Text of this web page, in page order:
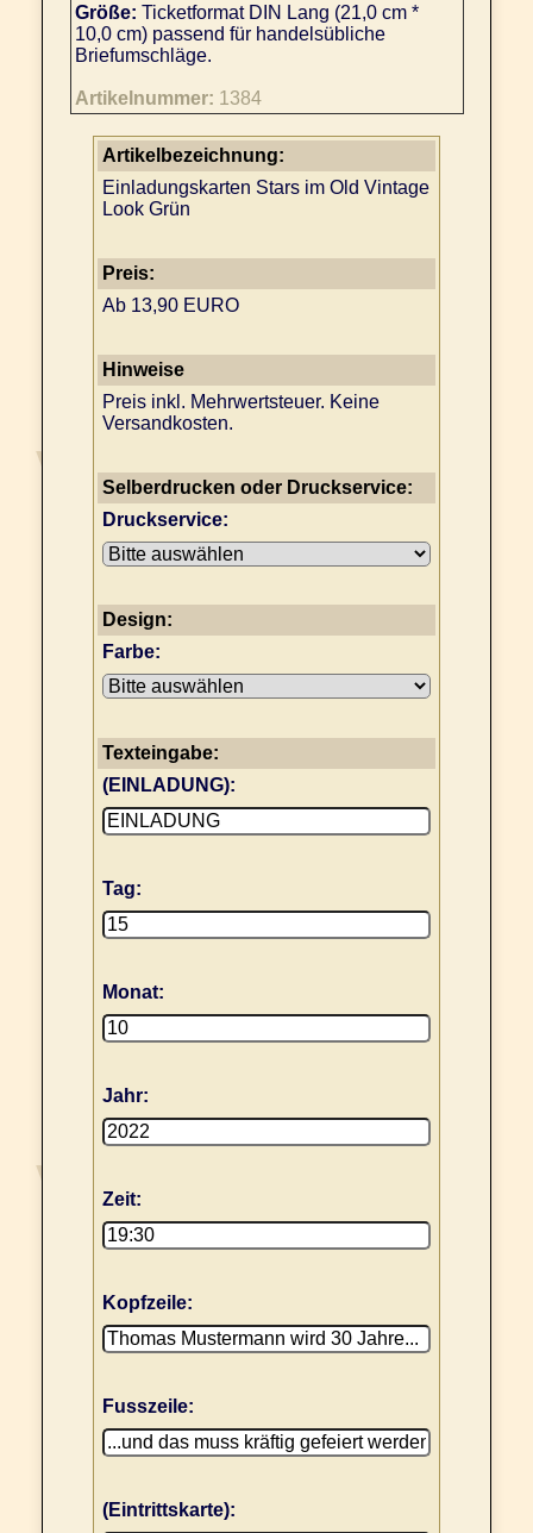
Größe: Ticketformat DIN Lang (21,0 cm *
10,0 cm) passend für handelsübliche
Briefumschläge.
Artikelnummer: 1384
Artikelbezeichnung:
Einladungskarten Stars im Old Vintage
Look Grün
Preis:
Ab 13,90 EURO
Hinweise
Preis inkl. Mehrwertsteuer. Keine
Versandkosten.
Selberdrucken oder Druckservice:
Druckservice:
Design:
Farbe:
Texteingabe:
(EINLADUNG):
Tag:
Monat:
Jahr:
Zeit:
Kopfzeile:
Fusszeile:
(Eintrittskarte):